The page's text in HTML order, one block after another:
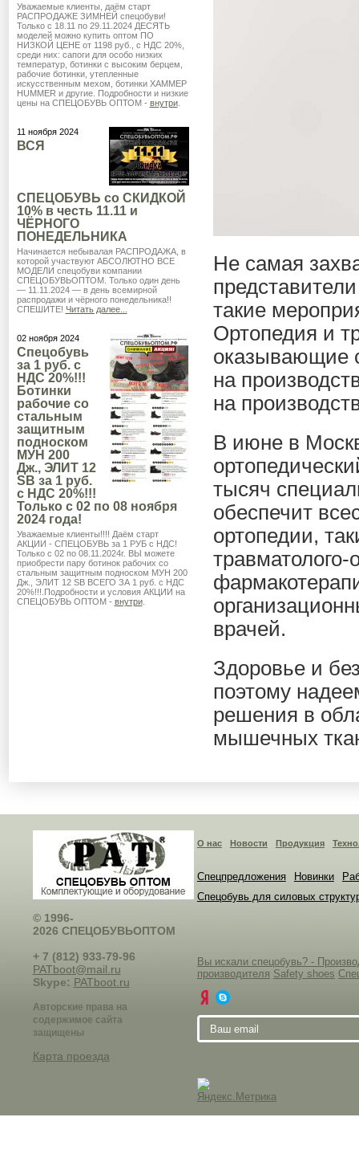
Уважаемые клиенты, даём старт
РАСПРОДАЖЕ ЗИМНЕЙ спецобуви!
Только с 18.11 по 29.11.2024 ДЕСЯТЬ
моделей можно купить оптом ПО
НИЗКОЙ ЦЕНЕ от 1198 руб., с НДС 20%,
среди них: сапоги для особо низких
температур, ботинки с высоким берцем,
рабочие ботинки, утепленные
искусственным мехом, ботинки ХАММЕР
HUMMER и другие. Подробности и низкие
цены на СПЕЦОБУВЬ ОПТОМ - внутри.
11 ноября 2024
ВСЯ
СПЕЦОБУВЬ со СКИДКОЙ
10% в честь 11.11 и
ЧЁРНОГО
ПОНЕДЕЛЬНИКА
Начинается небывалая РАСПРОДАЖА, в
которой участвуют АБСОЛЮТНО ВСЕ
МОДЕЛИ спецобуви компании
СПЕЦОБУВЬОПТОМ. Только один день
— 11.11.2024 — в день всемирной
распродажи и чёрного понедельника!!
СПЕШИТЕ! Читать далее...
02 ноября 2024
Спецобувь
за 1 руб. с
НДС 20%!!!
Ботинки
рабочие со
стальным
защитным
подноском
МУН 200
Дж., ЭЛИТ 12
SB за 1 руб.
с НДС 20%!!!
Только с 02 по 08 ноября
2024 года!
Уважаемые клиенты!!!! Даём старт
АКЦИИ - СПЕЦОБУВЬ за 1 РУБ с НДС!
Только с 02 по 08.11.2024г. ВЫ можете
приобрести пару ботинок рабочих со
стальным защитным подноском МУН 200
Дж., ЭЛИТ 12 SB ВСЕГО ЗА 1 руб. с НДС
20%!!!.Подробности и условия АКЦИИ на
СПЕЦОБУВЬ ОПТОМ - внутри.
Не самая
такие
Ортопедия и
оказывающие
на
на
В июне в
тысяч
обеспечит
ортопедии,
врачей.
Здоровье и
поэтому
решения в
мышечных
© 1996-
2026 СПЕЦОБУВЬОПТОМ
+ 7 (812) 933-79-96
PATboot@mail.ru
Skype: PATboot.ru
Авторские права на
содержимое сайта
защищены
Карта проезда
О нас Новости Продукция
Спецпредложения Новинки
Спецобувь для силовых
Вы искали спецобувь? -
производителя Safety shoes